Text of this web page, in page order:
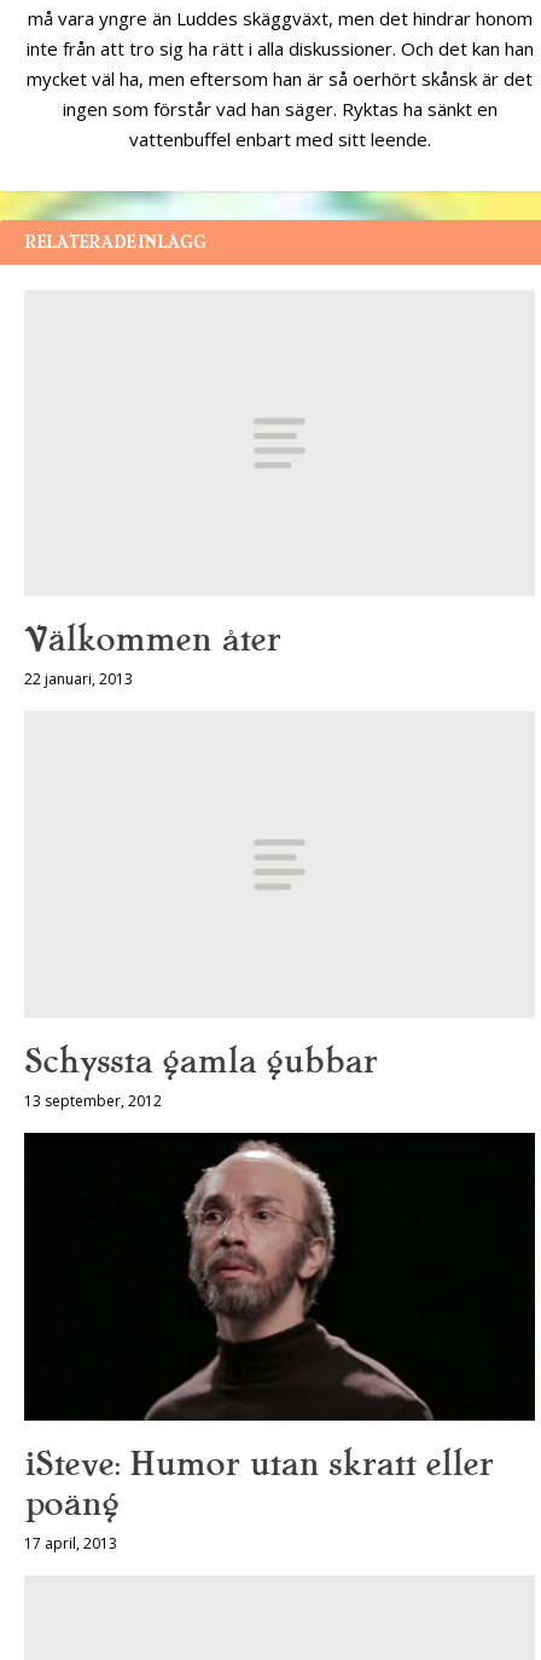
må vara yngre än Luddes skäggväxt, men det hindrar honom
inte från att tro sig ha rätt i alla diskussioner. Och det kan han
mycket väl ha, men eftersom han är så oerhört skånsk är det
ingen som förstår vad han säger. Ryktas ha sänkt en
vattenbuffel enbart med sitt leende.
RELATERADE INLÄGG
Välkommen åter
22 januari, 2013
Schyssta gamla gubbar
13 september, 2012
iSteve: Humor utan skratt eller
poäng
17 april, 2013